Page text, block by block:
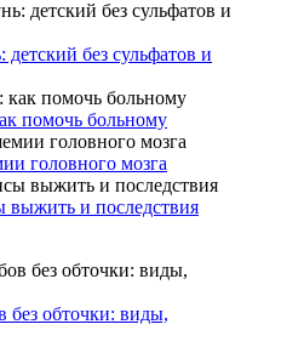
без сульфатов и
помочь больному
головного мозга
и последствия
без обточки: виды,